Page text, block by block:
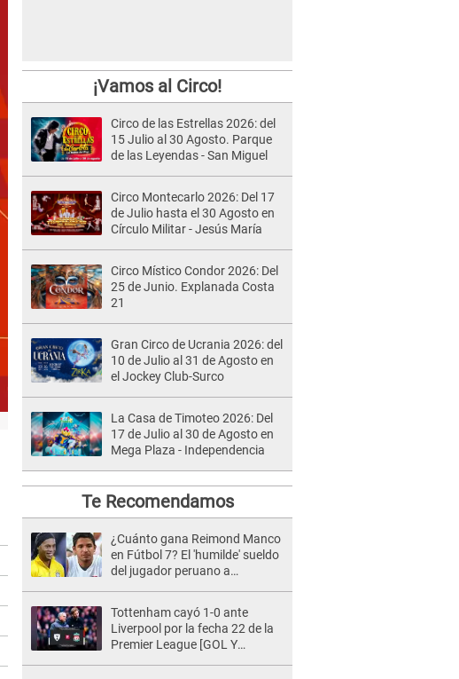
¡Vamos al Circo!
Circo de las Estrellas 2026: del
15 Julio al 30 Agosto. Parque
de las Leyendas - San Miguel
Circo Montecarlo 2026: Del 17
de Julio hasta el 30 Agosto en
Círculo Militar - Jesús María
Circo Místico Condor 2026: Del
25 de Junio. Explanada Costa
21
Gran Circo de Ucrania 2026: del
10 de Julio al 31 de Agosto en
el Jockey Club-Surco
La Casa de Timoteo 2026: Del
17 de Julio al 30 de Agosto en
Mega Plaza - Independencia
Te Recomendamos
¿Cuánto gana Reimond Manco
en Fútbol 7? El 'humilde' sueldo
del jugador peruano a
Tottenham cayó 1-0 ante
Liverpool por la fecha 22 de la
Premier League [GOL Y